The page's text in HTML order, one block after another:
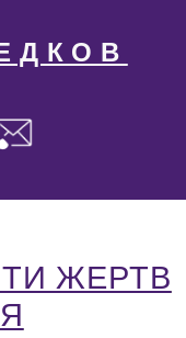
ЖЕРТВ